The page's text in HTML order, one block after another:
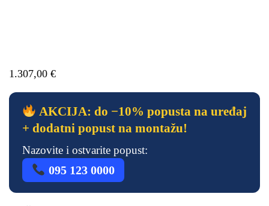
1.307,00 €
AKCIJA: do −10% popusta na uređaj
+ dodatni popust na montažu!
Nazovite i ostvarite popust:
095 123 0000